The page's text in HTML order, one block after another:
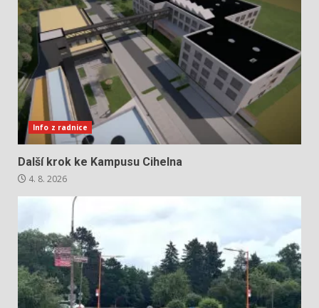
Info z radnice
Další krok ke Kampusu Cihelna
4. 8. 2026